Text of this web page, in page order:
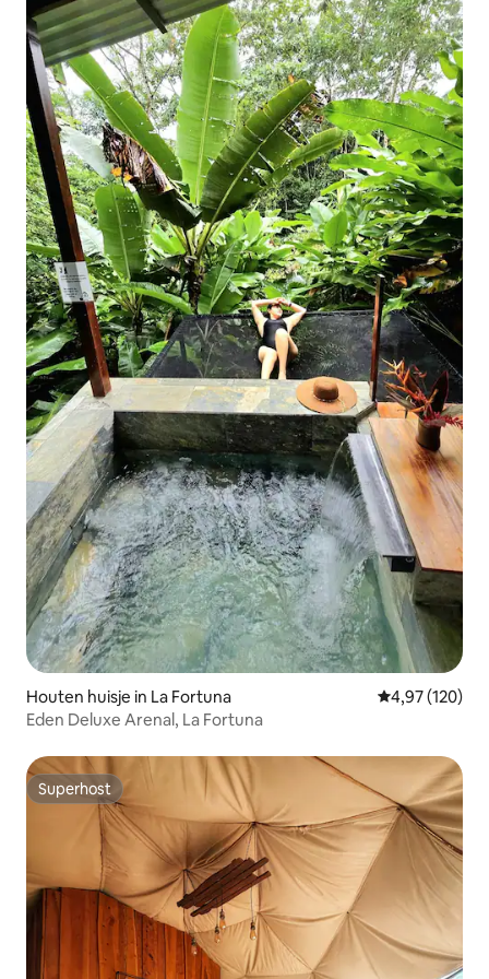
Houten huisje in La Fortuna Gemiddelde
4,97 (120)
Eden Deluxe Arenal, La Fortuna
Superhost
Superhost